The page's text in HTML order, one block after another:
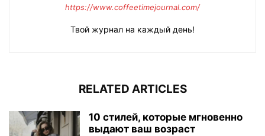
https://www.coffeetimejournal.com/
Твой журнал на каждый день!
RELATED ARTICLES
10 стилей, которые мгновенно
выдают ваш возраст